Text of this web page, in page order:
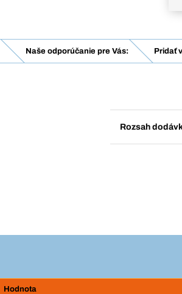
Naše odporúčanie pre Vás: Pridať
Rozsah
Hodnota